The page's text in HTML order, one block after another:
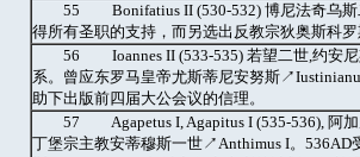
55 Bonifatius II (530-532) 博尼法奇乌斯
得所有圣职的支持，而另选出反教宗狄奥斯科
56 Ioannes II (533-535) 若望二世,约安尼
系。曾应东罗马皇帝尤斯蒂尼安努斯
助下出版前四届大公会议的信理。
57 Agapetus I, Agapitus I (535-536), 阿
丁堡宗主教安蒂穆斯一世↗Anthimus I。536AD